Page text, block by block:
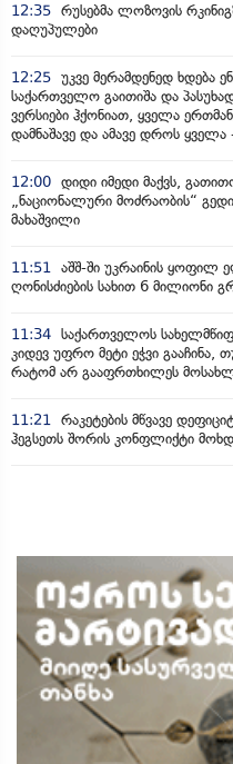
12:35 რუსებმა ლოზოვის
დაღუპულები
12:25 უკვე მერამდენედ ხდება
საქართველო გაითიშა და
ვერსიები ჰქონიათ, ყველა
დამნაშავე და ამავე დროს
12:00 დიდი იმედი მაქვს,
„ნაციონალური მოძრაობის“
მახაშვილი
11:51
აშშ-ში უკრაინის ყოფილ
ღონისძიების სახით 6 მილიონი
11:34 საქართველოს
კიდევ უფრო მეტი ეჭვი გააჩინა,
რატომ არ გააფრთხილეს
11:21
რაკეტების მწვავე
ჰეგსეთს შორის კონფლიქტი